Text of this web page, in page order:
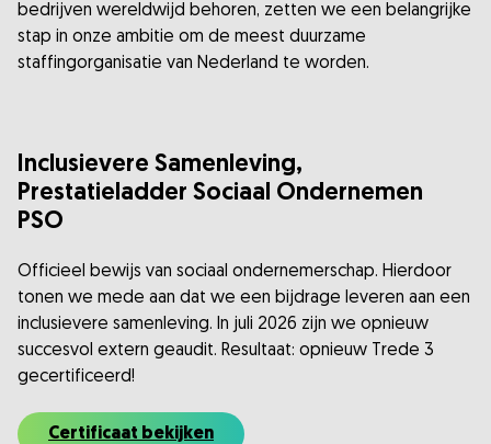
bedrijven wereldwijd behoren, zetten we een belangrijke
stap in onze ambitie om de meest duurzame
staffingorganisatie van Nederland te worden.
Inclusievere Samenleving,
Prestatieladder Sociaal Ondernemen
PSO
Officieel bewijs van sociaal ondernemerschap. Hierdoor
tonen we mede aan dat we een bijdrage leveren aan een
inclusievere samenleving. In juli 2026 zijn we opnieuw
succesvol extern geaudit. Resultaat: opnieuw Trede 3
gecertificeerd!
Certificaat bekijken